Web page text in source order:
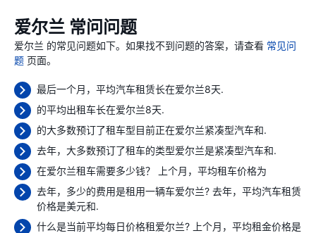
爱尔兰 常问问题
爱尔兰 的常见问题如下。如果找不到问题的答案，请查看 常见问
题 页面。
最后一个月，平均汽车租赁长在爱尔兰8天.
的平均出租车长在爱尔兰8天.
的大多数预订了租车型目前正在爱尔兰紧凑型汽车和.
去年，大多数预订了租车的类型爱尔兰是紧凑型汽车和.
在爱尔兰租车需要多少钱？ 上个月，平均租车价格为
去年，多少的费用是租用一辆车爱尔兰? 去年，平均汽车租赁
价格是美元和.
什么是当前平均每日价格租爱尔兰? 上个月，平均租金价格是